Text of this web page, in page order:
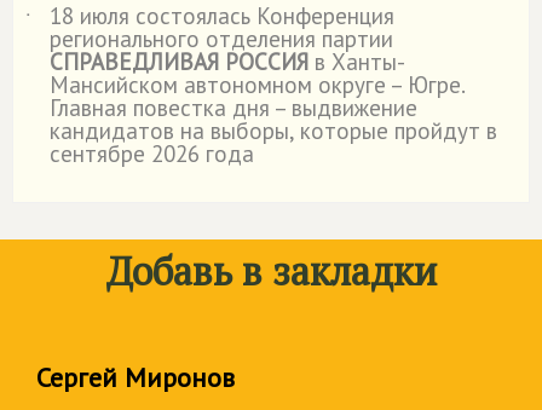
˙
18 июля состоялась Конференция
регионального отделения партии
СПРАВЕДЛИВАЯ РОССИЯ в Ханты-
Мансийском автономном округе – Югре.
Главная повестка дня – выдвижение
кандидатов на выборы, которые пройдут в
сентябре 2026 года
Добавь в закладки
Сергей Миронов